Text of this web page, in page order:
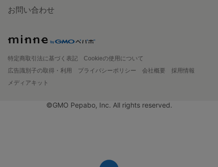
お問い合わせ
特定商取引法に基づく表記
Cookieの使用について
広告識別子の取得・利用
プライバシーポリシー 会社概要
採用情報
メディアキット
©GMO Pepabo, Inc. All rights reserved.